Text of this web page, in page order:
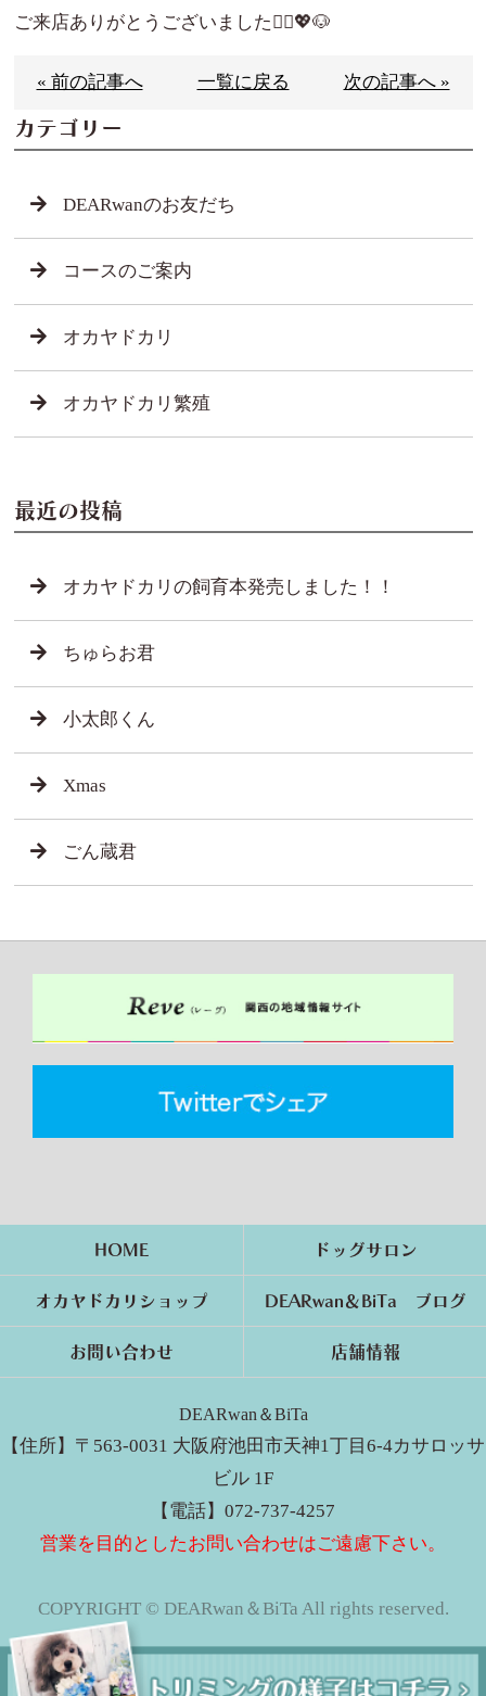
ご来店ありがとうございました🙇‍♀️💖🐶
« 前の記事へ 一覧に戻る 次の記事へ »
カテゴリー
DEARwanのお友だち
コースのご案内
オカヤドカリ
オカヤドカリ繁殖
最近の投稿
オカヤドカリの飼育本発売しました！！
ちゅらお君
小太郎くん
Xmas
ごん蔵君
HOME ドッグサロン
オカヤドカリショップ DEARwan＆BiTa ブログ
お問い合わせ 店舗情報
DEARwan＆BiTa
【住所】〒563-0031 大阪府池田市天神1丁目6-4カサロッサ
ビル 1F
【電話】072-737-4257
営業を目的としたお問い合わせはご遠慮下さい。
COPYRIGHT © DEARwan＆BiTa All rights reserved.